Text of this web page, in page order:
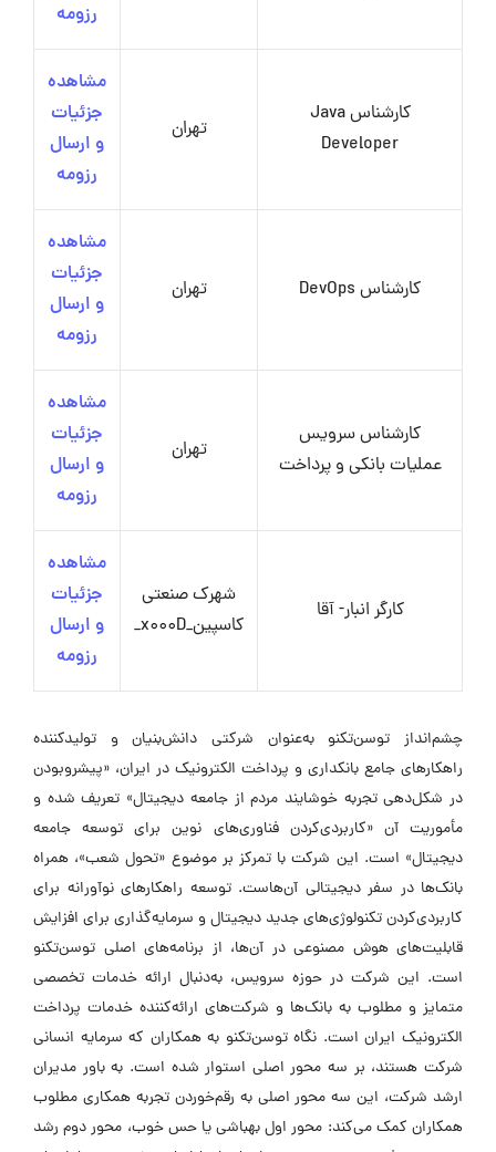
رزومه
کارشناس Java
Developer
تهران
مشاهده
جزئیات
و ارسال
رزومه
کارشناس DevOps تهران
مشاهده
جزئیات
و ارسال
رزومه
کارشناس سرویس
عملیات بانکی و پرداخت
تهران
مشاهده
جزئیات
و ارسال
رزومه
کارگر انبار- آقا
شهرک صنعتی
کاسپین_x000D_
مشاهده
جزئیات
و ارسال
رزومه
چشم‌انداز توسن‌تکنو به‌عنوان شرکتی دانش‌بنیان و تولیدکننده
راهکارهای جامع بانکداری و پرداخت الکترونیک در ایران، «پیشرو‌بودن
در شکل‌دهی تجربه خوشایند مردم از جامعه دیجیتال» تعریف شده و
مأموریت آن «کاربردی‌کردن فناوری‌های نوین برای توسعه جامعه
دیجیتال» است. این شرکت با تمرکز بر موضوع «تحول شعب»، همراه
بانک‌ها در سفر دیجیتالی آن‌هاست. توسعه راهکارهای نوآورانه برای
کاربردی‌کردن تکنولوژی‌های جدید دیجیتال و سرمایه‌گذاری برای افزایش
قابلیت‌های هوش مصنوعی در آن‌ها، از برنامه‌های اصلی توسن‌تکنو
است. این شرکت در حوزه سرویس، به‌دنبال ارائه خدمات تخصصی
متمایز و مطلوب به بانک‌ها و شرکت‌های ارائه‌کننده خدمات پرداخت
الکترونیک ایران است. نگاه توسن‌تکنو به همکاران که سرمایه انسانی
شرکت هستند، بر سه محور اصلی استوار شده است. به باور مدیران
ارشد شرکت، این سه محور اصلی به رقم‌خوردن تجربه همکاری مطلوب
همکاران کمک می‌کند: محور اول بهباشی یا حس خوب، محور دوم رشد